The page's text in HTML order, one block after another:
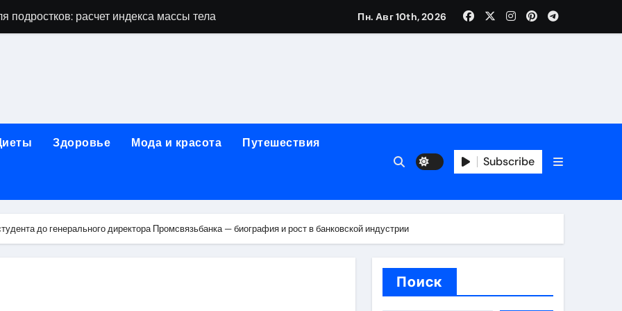
подростков: расчет индекса массы тела и ориентиры по возрасту, росту и полу
процедур и показания к лечению
неопределённость устойчивости в условиях неопределённости
региона: современные подходы, показания и риски
в салонах красоты
и сибирским городом: варианты маршрутов, тарифы и советы по планированию поездки
Пн. Авг 10th, 2026
Здоровье Мода и красота Путешествия
Subscribe
до генерального директора Промсвязьбанка — биография и рост в банковской индустрии
Поиск